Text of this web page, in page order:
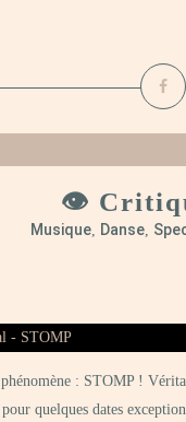
👁️
Musique, Danse,
: STOMP !
quelques dates